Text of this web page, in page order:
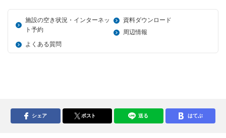
施設の空き状況・インターネッ
ト予約
資料ダウンロード
周辺情報
よくある質問
シェア ポスト 送る はてぶ